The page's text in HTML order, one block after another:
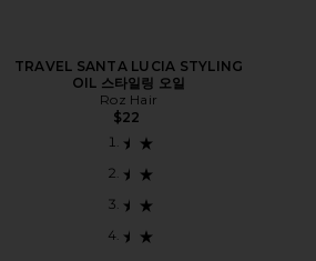
TRAVEL SANTA LUCIA STYLING
OIL 스타일링 오일
Roz Hair
$22